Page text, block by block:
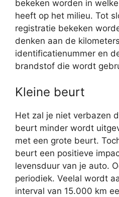
bekeken worden in
heeft op het milieu. Tot
registratie bekeken
denken aan de
identificatienummer en
brandstof die wordt
Kleine beurt
Het zal je niet verbazen
beurt minder wordt
met een grote beurt.
beurt een positieve
levensduur van je auto.
periodiek. Veelal wordt
interval van 15.000 km